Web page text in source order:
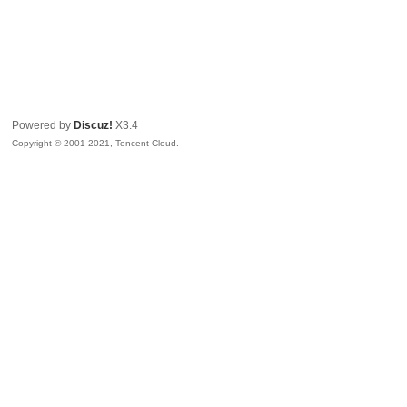
Powered by Discuz! X3.4
Copyright © 2001-2021, Tencent Cloud.